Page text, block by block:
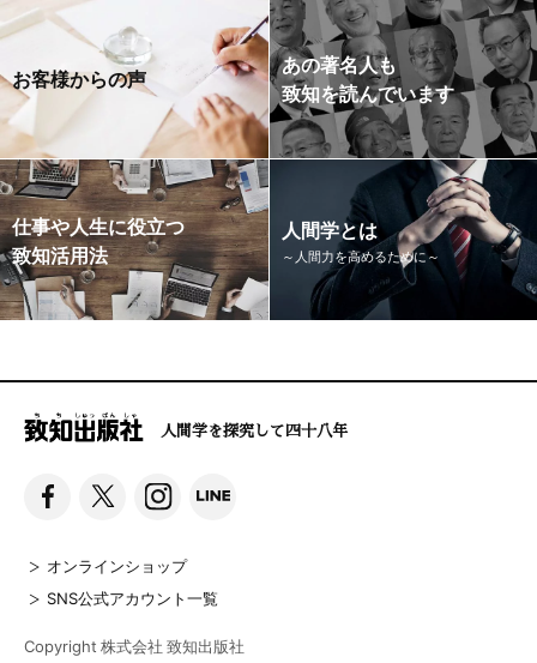
お客様からの声
あの著名人も
致知を読んでいます
仕事や人生に役立つ
致知活用法
人間学とは
～人間力を高めるために～
人間学を探究して四十八年
オンラインショップ
SNS公式アカウント一覧
Copyright 株式会社 致知出版社